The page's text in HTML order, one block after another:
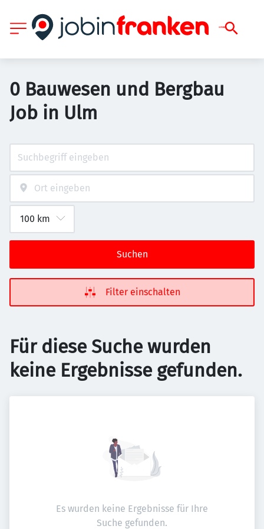
0 Bauwesen und Bergbau
Job in Ulm
Suchen
Filter einschalten
Für diese Suche wurden
keine Ergebnisse gefunden.
Es wurden keine Ergebnisse für Ihre
Suche gefunden.